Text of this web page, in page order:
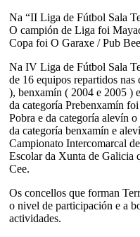
Na “II Liga de Fútbol Sala
O campión de Liga foi
Copa foi O Garaxe / Pub
Na IV Liga de Fútbol Sala
de 16 equipos repartidos
), benxamín ( 2004 e 2005 )
da categoría Prebenxamín
Pobra e da categoría alevín
da categoría benxamín e
Campionato Intercomarcal
Escolar da Xunta de Galicia
Cee.
Os concellos que forman
o nivel de participación e a
actividades.